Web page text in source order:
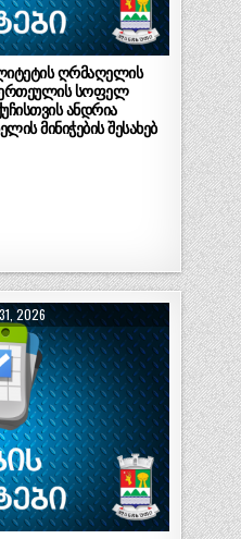
ღრმაღელის
ერთეულის სოფელ
ანდრია
მინიჭების შესახებ
2026